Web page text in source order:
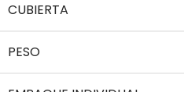
CUBIERTA
PESO